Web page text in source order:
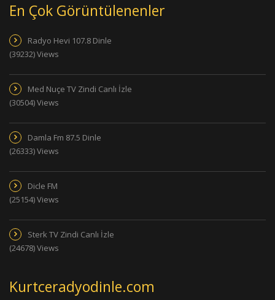
En Çok Görüntülenenler
Radyo Hevi 107.8 Dinle
(39232) Views
Med Nuçe TV Zindi Canlı İzle
(30504) Views
Damla Fm 87.5 Dinle
(26333) Views
Dicle FM
(25154) Views
Sterk TV Zindi Canlı İzle
(24678) Views
Kurtceradyodinle.com